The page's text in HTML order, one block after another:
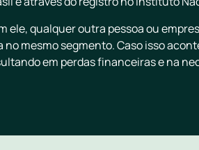
ele, qualquer outra pessoa ou
no mesmo segmento. Caso isso
em perdas financeiras e na